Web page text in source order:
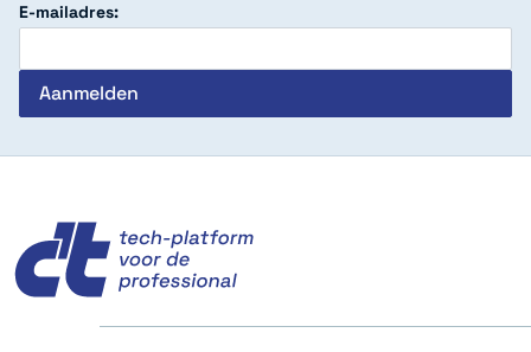
E-mailadres: